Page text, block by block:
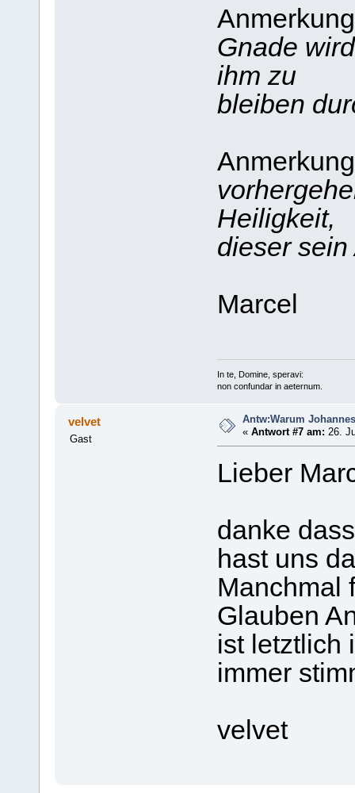
Gnade
ihm zu
bleiben
Heiligkeit,
dieser sein
Marcel
In te, Domine, speravi:
non confundar in aeternum.
velvet
Gast
Antw:Warum
«Antwort #7 am: 26.
Lieber
danke
hast uns
Manchmal
Glauben
ist letztlich
immer
velvet